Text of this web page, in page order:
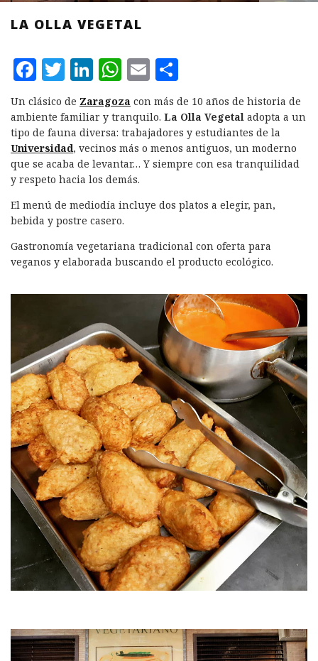
LA OLLA VEGETAL
F
a
c
e
b
o
o
k
T
w
it
te
r
L
i
n
k
e
d
I
n
W
h
at
s
A
p
p
E
m
ai
l
o
m
p
a
ir
Un clásico de Zaragoza con más de 10 años de historia de
ambiente familiar y tranquilo. La Olla Vegetal adopta a un
tipo de fauna diversa: trabajadores y estudiantes de la
Universidad, vecinos más o menos antiguos, un moderno
que se acaba de levantar… Y siempre con esa tranquilidad
y respeto hacia los demás.
El menú de mediodía incluye dos platos a elegir, pan,
bebida y postre casero.
Gastronomía vegetariana tradicional con oferta para
veganos y elaborada buscando el producto ecológico.